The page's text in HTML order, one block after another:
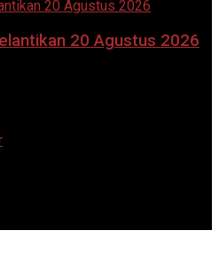
20 Agustus 2026